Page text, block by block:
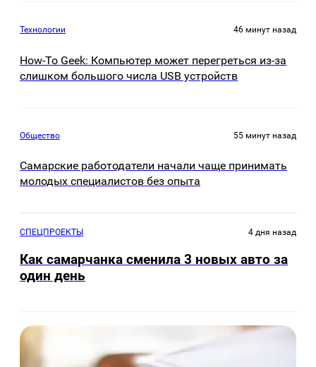
Технологии 46 минут назад
How-To Geek: Компьютер может перегреться из-за
слишком большого числа USB устройств
Общество 55 минут назад
Самарские работодатели начали чаще принимать
молодых специалистов без опыта
СПЕЦПРОЕКТЫ 4 дня назад
Как самарчанка сменила 3 новых авто за
один день